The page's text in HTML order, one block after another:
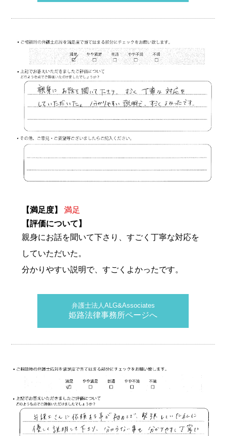
【満足度】
満足
【評価について】
親身にお話を聞いて下さり、すごく丁寧な対応を
していただいた。
分かりやすい説明で、すごくよかったです。
弁護士法人ALG&Associates
姫路法律事務所ページへ